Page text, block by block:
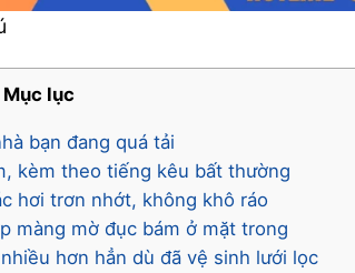
Mục lục
bạn đang quá tải
kèm theo tiếng kêu bất thường
hơi trơn nhớt, không khô ráo
màng mờ đục bám ở mặt trong
hơn hẳn dù đã vệ sinh lưới lọc